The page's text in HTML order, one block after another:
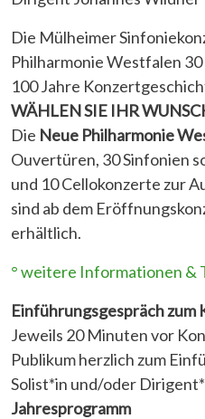
Die Mülheimer
Philharmonie Westfalen
100 Jahre
WÄHLEN SIE IHR
Die Neue Philharmonie
Ouvertüren, 30 Sinfonien
und 10 Cellokonzerte zur
sind ab dem
erhältlich.
° weitere Informationen &
Einführungsgespräch zum
Jeweils 20 Minuten vor
Publikum herzlich zum
Solist*in und/oder
Jahresprogramm